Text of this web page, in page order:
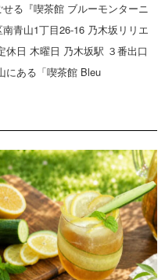
る『喫茶館 ブルーモンターニ
青山1丁目26-16 乃木坂リリエ
休日 木曜日 乃木坂駅 ３番出口
にある「喫茶館 Bleu